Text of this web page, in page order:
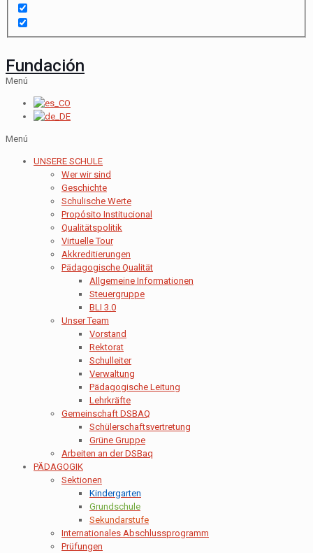
Fundación
Menú
Menú
UNSERE SCHULE
Wer wir sind
Geschichte
Schulische Werte
Propósito Institucional
Qualitätspolitik
Virtuelle Tour
Akkreditierungen
Pädagogische Qualität
Allgemeine Informationen
Steuergruppe
BLI 3.0
Unser Team
Vorstand
Rektorat
Schulleiter
Verwaltung
Pädagogische Leitung
Lehrkräfte
Gemeinschaft DSBAQ
Schülerschaftsvertretung
Grüne Gruppe
Arbeiten an der DSBaq
PÄDAGOGIK
Sektionen
Kindergarten
Grundschule
Sekundarstufe
Internationales Abschlussprogramm
Prüfungen